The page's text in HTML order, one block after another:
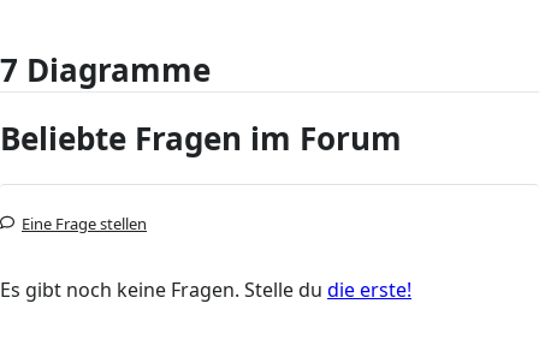
7 Diagramme
Beliebte Fragen im Forum
Eine Frage stellen
Es gibt noch keine Fragen. Stelle du die erste!